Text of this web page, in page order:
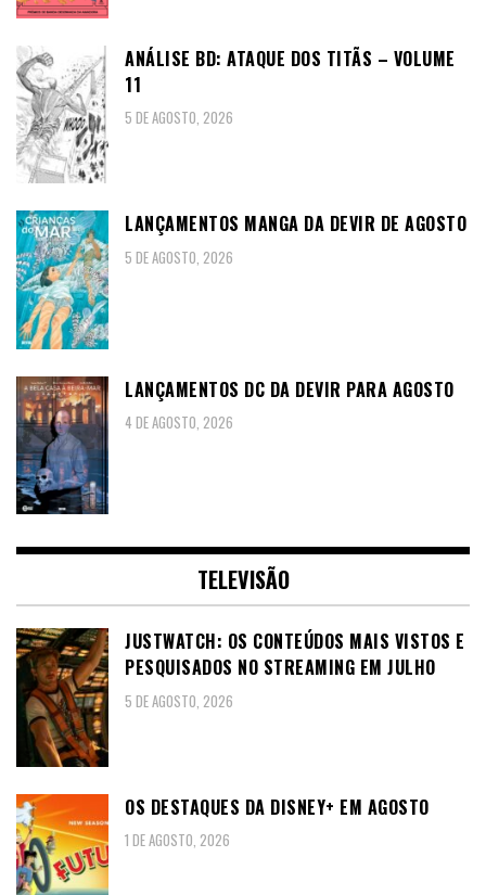
ANÁLISE BD: ATAQUE DOS TITÃS – VOLUME
11
5 DE AGOSTO, 2026
LANÇAMENTOS MANGA DA DEVIR DE AGOSTO
5 DE AGOSTO, 2026
LANÇAMENTOS DC DA DEVIR PARA AGOSTO
4 DE AGOSTO, 2026
TELEVISÃO
JUSTWATCH: OS CONTEÚDOS MAIS VISTOS E
PESQUISADOS NO STREAMING EM JULHO
5 DE AGOSTO, 2026
OS DESTAQUES DA DISNEY+ EM AGOSTO
1 DE AGOSTO, 2026